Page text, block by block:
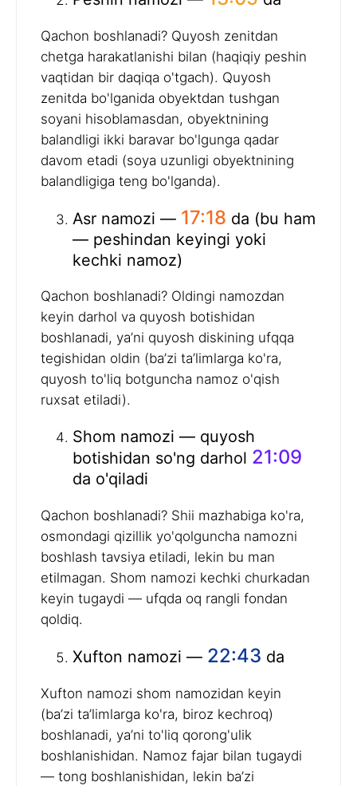
Qachon boshlanadi? Quyosh zenitdan
chetga harakatlanishi bilan (haqiqiy peshin
vaqtidan bir daqiqa o'tgach). Quyosh
zenitda bo'lganida obyektdan tushgan
soyani hisoblamasdan, obyektnining
balandligi ikki baravar bo'lgunga qadar
davom etadi (soya uzunligi obyektnining
balandligiga teng bo'lganda).
Asr namozi — 17:18 da (bu ham
— peshindan keyingi yoki
kechki namoz)
Qachon boshlanadi? Oldingi namozdan
keyin darhol va quyosh botishidan
boshlanadi, ya’ni quyosh diskining ufqqa
tegishidan oldin (ba’zi ta’limlarga ko'ra,
quyosh to'liq botguncha namoz o'qish
ruxsat etiladi).
Shom namozi — quyosh
botishidan so'ng darhol 21:09
da o'qiladi
Qachon boshlanadi? Shii mazhabiga ko'ra,
osmondagi qizillik yo'qolguncha namozni
boshlash tavsiya etiladi, lekin bu man
etilmagan. Shom namozi kechki churkadan
keyin tugaydi — ufqda oq rangli fondan
qoldiq.
Xufton namozi — 22:43 da
Xufton namozi shom namozidan keyin
(ba’zi ta’limlarga ko'ra, biroz kechroq)
boshlanadi, ya’ni to'liq qorong'ulik
boshlanishidan. Namoz fajar bilan tugaydi
— tong boshlanishidan, lekin ba’zi